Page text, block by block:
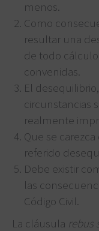
menos.
Como
resultar una
de todo
convenidas.
El
circunstancias
realmente
Que se
referido
Debe existir
las
Código Civil.
La cláusula rebus